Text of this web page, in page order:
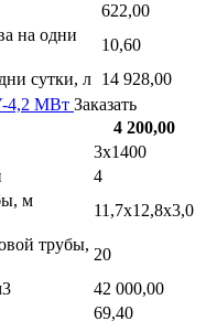
622,00
на одни
10,60
сутки, л 14 928,00
4,2 МВт Заказать
4 200,00
3х1400
4
м
11,7х12,8х3,0
трубы,
20
42 000,00
69,40